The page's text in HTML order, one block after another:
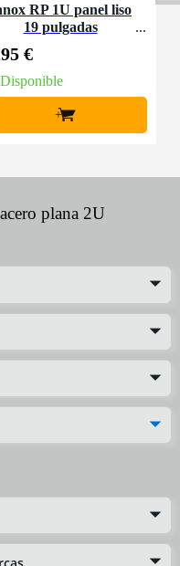
RP 1U panel liso
19 pulgadas
€
Disponible
+
plana 2U